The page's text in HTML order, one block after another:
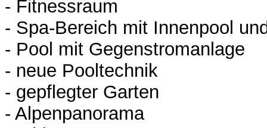
- Fitnessraum
- Spa-Bereich mit Innenpool
- Pool mit Gegenstromanlage
- neue Pooltechnik
- gepflegter Garten
- Alpenpanorama